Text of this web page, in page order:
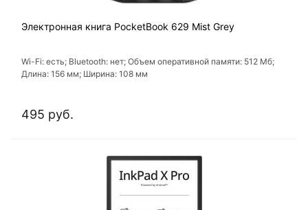
Электронная книга PocketBook 629 Mist Grey
Wi-Fi: есть; Bluetooth: нет; Объем оперативной памяти: 512 Мб;
Длина: 156 мм; Ширина: 108 мм
495 руб.